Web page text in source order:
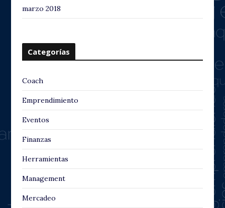
marzo 2018
Categorías
Coach
Emprendimiento
Eventos
Finanzas
Herramientas
Management
Mercadeo